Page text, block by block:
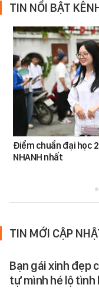
TIN NỔI BẬT
Điểm chuẩn đại học
NHANH nhất
TIN MỚI CẬP
Bạn gái xinh đẹp
tự mình hé lộ tình